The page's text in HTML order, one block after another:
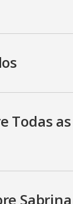
Todas as
Sabrina